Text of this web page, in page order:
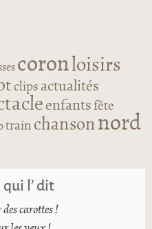
coronloisirs
clips actualités
enfants fête
train chansonnord
qui l’ dit
carottes !